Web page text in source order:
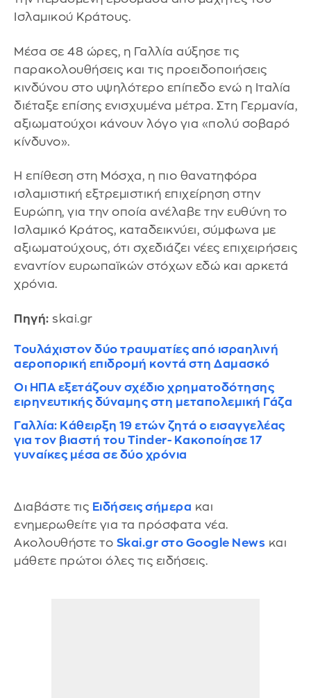
Ισλαμικού Κράτους.
Μέσα σε 48 ώρες, η Γαλλία αύξησε τις
παρακολουθήσεις και τις προειδοποιήσεις
κινδύνου στο υψηλότερο επίπεδο ενώ η Ιταλία
διέταξε επίσης ενισχυμένα μέτρα. Στη Γερμανία,
αξιωματούχοι κάνουν λόγο για «πολύ σοβαρό
κίνδυνο».
Η επίθεση στη Μόσχα, η πιο θανατηφόρα
ισλαμιστική εξτρεμιστική επιχείρηση στην
Ευρώπη, για την οποία ανέλαβε την ευθύνη το
Ισλαμικό Κράτος, καταδεικνύει, σύμφωνα με
αξιωματούχους, ότι σχεδιάζει νέες επιχειρήσεις
εναντίον ευρωπαϊκών στόχων εδώ και αρκετά
χρόνια.
Πηγή: skai.gr
Τουλάχιστον δύο τραυματίες από ισραηλινή
αεροπορική επιδρομή κοντά στη Δαμασκό
Οι ΗΠΑ εξετάζουν σχέδιο χρηματοδότησης
ειρηνευτικής δύναμης στη μεταπολεμική Γάζα
Γαλλία: Κάθειρξη 19 ετών ζητά ο εισαγγελέας
για τον βιαστή του Tinder- Κακοποίησε 17
γυναίκες μέσα σε δύο χρόνια
Διαβάστε τις Ειδήσεις σήμερα και
ενημερωθείτε για τα πρόσφατα νέα.
Ακολουθήστε το Skai.gr στο Google News και
μάθετε πρώτοι όλες τις ειδήσεις.